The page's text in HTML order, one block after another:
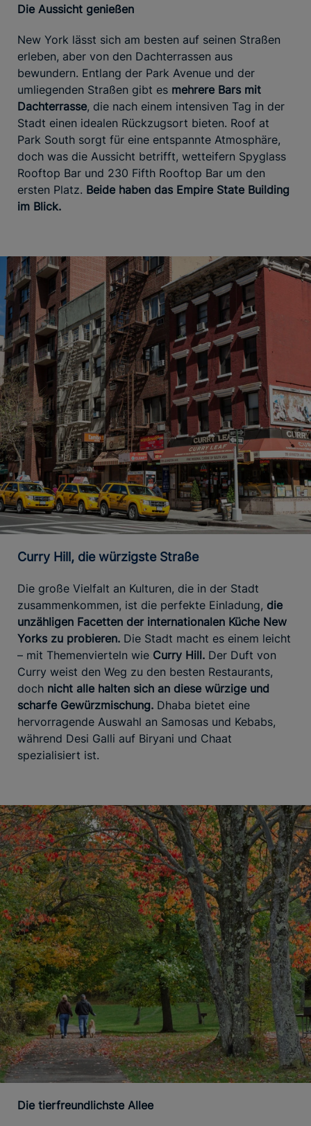
Die Aussicht genießen
New York lässt sich am besten auf seinen Straßen
erleben, aber von den Dachterrassen aus
bewundern. Entlang der Park Avenue und der
umliegenden Straßen gibt es mehrere Bars mit
Dachterrasse, die nach einem intensiven Tag in der
Stadt einen idealen Rückzugsort bieten. Roof at
Park South sorgt für eine entspannte Atmosphäre,
doch was die Aussicht betrifft, wetteifern Spyglass
Rooftop Bar und 230 Fifth Rooftop Bar um den
ersten Platz. Beide haben das Empire State Building
im Blick.
Curry Hill, die würzigste Straße
Die große Vielfalt an Kulturen, die in der Stadt
zusammenkommen, ist die perfekte Einladung, die
unzähligen Facetten der internationalen Küche New
Yorks zu probieren. Die Stadt macht es einem leicht
– mit Themenvierteln wie Curry Hill. Der Duft von
Curry weist den Weg zu den besten Restaurants,
doch nicht alle halten sich an diese würzige und
scharfe Gewürzmischung. Dhaba bietet eine
hervorragende Auswahl an Samosas und Kebabs,
während Desi Galli auf Biryani und Chaat
spezialisiert ist.
Die tierfreundlichste Allee